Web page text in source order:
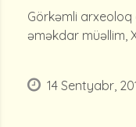
Görkəmli
əməkdar müəllim,
14 Sentyabr,